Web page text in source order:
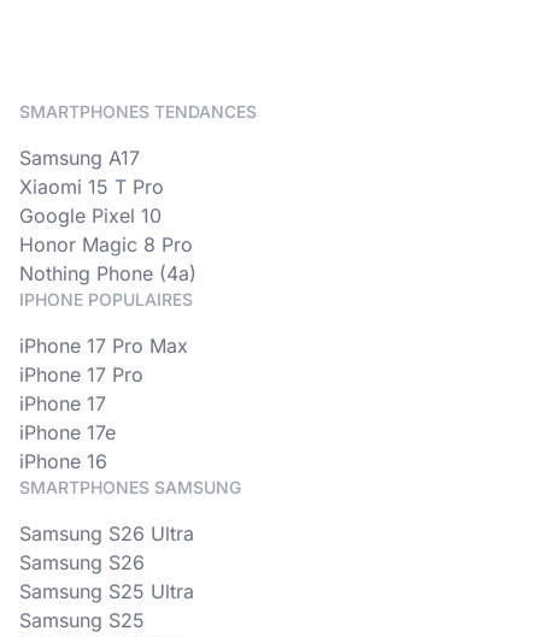
SMARTPHONES TENDANCES
Samsung A17
Xiaomi 15 T Pro
Google Pixel 10
Honor Magic 8 Pro
Nothing Phone (4a)
IPHONE POPULAIRES
iPhone 17 Pro Max
iPhone 17 Pro
iPhone 17
iPhone 17e
iPhone 16
SMARTPHONES SAMSUNG
Samsung S26 Ultra
Samsung S26
Samsung S25 Ultra
Samsung S25